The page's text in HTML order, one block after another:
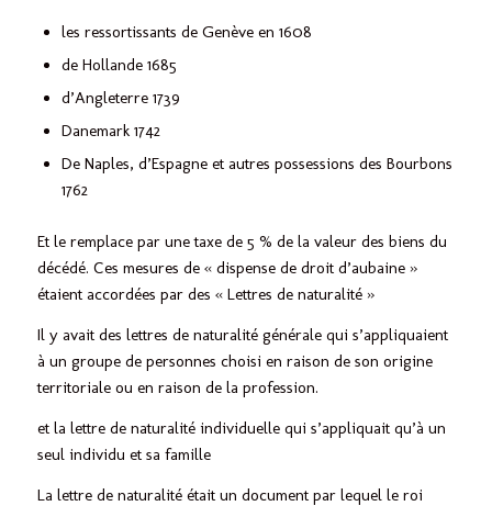
les ressortissants de Genève en 1608
de Hollande 1685
d’Angleterre 1739
Danemark 1742
De Naples, d’Espagne et autres possessions des Bourbons
1762
Et le remplace par une taxe de 5 % de la valeur des biens du
décédé. Ces mesures de « dispense de droit d’aubaine »
étaient accordées par des « Lettres de naturalité »
Il y avait des lettres de naturalité générale qui s’appliquaient
à un groupe de personnes choisi en raison de son origine
territoriale ou en raison de la profession.
et la lettre de naturalité individuelle qui s’appliquait qu’à un
seul individu et sa famille
La lettre de naturalité était un document par lequel le roi